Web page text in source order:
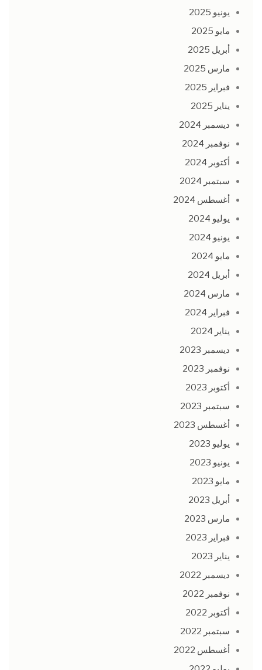
يونيو 2025
مايو 2025
أبريل 2025
مارس 2025
فبراير 2025
يناير 2025
ديسمبر 2024
نوفمبر 2024
أكتوبر 2024
سبتمبر 2024
أغسطس 2024
يوليو 2024
يونيو 2024
مايو 2024
أبريل 2024
مارس 2024
فبراير 2024
يناير 2024
ديسمبر 2023
نوفمبر 2023
أكتوبر 2023
سبتمبر 2023
أغسطس 2023
يوليو 2023
يونيو 2023
مايو 2023
أبريل 2023
مارس 2023
فبراير 2023
يناير 2023
ديسمبر 2022
نوفمبر 2022
أكتوبر 2022
سبتمبر 2022
أغسطس 2022